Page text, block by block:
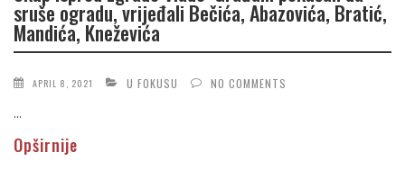
sruše ogradu, vrijeđali Bečića, Abazovića, Bratić,
Mandića, Kneževića
APRIL 8, 2021 U FOKUSU NO COMMENTS
...
Opširnije